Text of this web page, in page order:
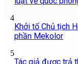
4
Khởi tố Chủ tịch
phần Mekolor
5
Tác giả được trả